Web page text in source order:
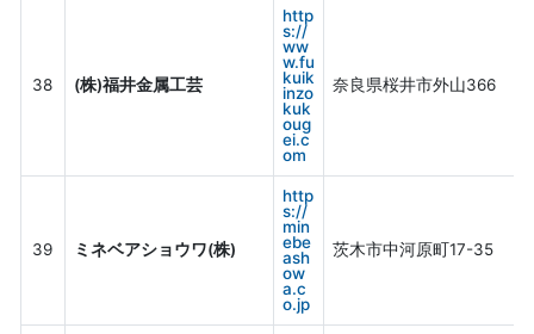
38 (株)福井金属工芸
http
s://
ww
w.fu
kuik
inzo
kuk
oug
ei.c
om
奈良県桜井市外山366
39 ミネベアショウワ(株)
http
s://
min
ebe
ash
ow
a.c
o.jp
茨木市中河原町17-35